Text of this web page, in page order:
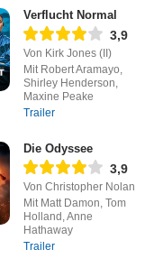
Verflucht Normal
3,9
Von Kirk Jones (II)
Mit Robert Aramayo,
Shirley Henderson,
Maxine Peake
Trailer
Die Odyssee
3,9
Von Christopher Nolan
Mit Matt Damon, Tom
Holland, Anne
Hathaway
Trailer